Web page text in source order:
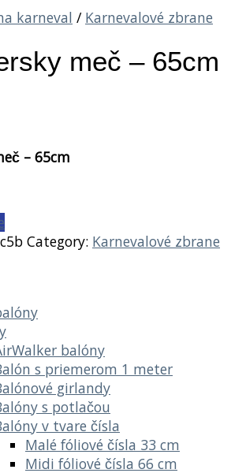
karneval / Karnevalové zbrane
meč – 65cm
– 65cm
Category: Karnevalové zbrane
balóny
s priemerom 1 meter
girlandy
s potlačou
v tvare čísla
Malé fóliové čísla 33 cm
Midi fóliové čísla 66 cm